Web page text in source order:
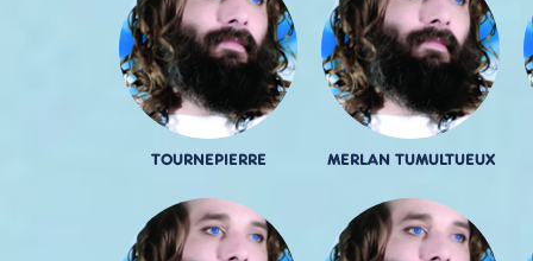
TOURNEPIERRE MERLAN TUMULTUEUX